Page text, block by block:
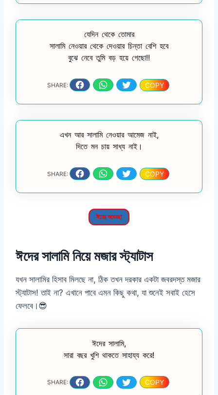
যেদিন থেকে তোমার
সালামি নেওয়ার থেকে দেওয়ার চিন্তা বেশি হবে
বুঝে নেবে তুমি বড় হয়ে গেছো!!
SHARE: COPY
এখন আর সালামি নেওয়ার আমেজ নাই,
দিতে মন চায় সাধ্য নাই।
SHARE: COPY
ঈদের শুভেচ্ছা
ঈদের সালামি নিয়ে মজার স্ট্যাটাস
যখন সালামির হিসাব মিলছে না, ঠিক তখন দরকার একটা জবরদস্ত মজার
স্ট্যাটাস! তাই না? এখানে পাবে এমন কিছু কথা, যা শুনেই সবাই হেসে
ফেলবে।😎
ঈদের সালামি,
সারা বছর খুশি থাকতে সাহায্য করে!
SHARE: COPY